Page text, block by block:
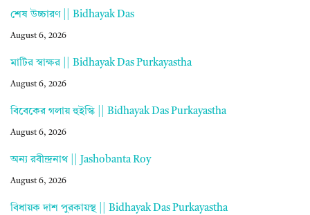
শেষ উচ্চারণ || Bidhayak Das
August 6, 2026
মাটির স্বাক্ষর || Bidhayak Das Purkayastha
August 6, 2026
বিবেকের গলায় হুইস্কি || Bidhayak Das Purkayastha
August 6, 2026
অন্য রবীন্দ্রনাথ || Jashobanta Roy
August 6, 2026
বিধায়ক দাশ পুরকায়স্থ || Bidhayak Das Purkayastha